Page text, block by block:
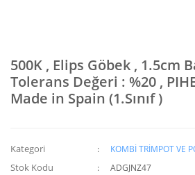
500K , Elips Göbek , 1.5cm
Tolerans Değeri : %20 ,
Made in Spain (1.Sınıf )
Kategori KOMBİ TRİMPOT VE
Stok Kodu ADGJNZ47